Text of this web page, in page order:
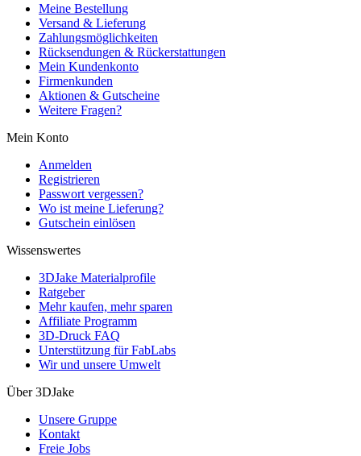
Meine Bestellung
Versand & Lieferung
Zahlungsmöglichkeiten
Rücksendungen & Rückerstattungen
Mein Kundenkonto
Firmenkunden
Aktionen & Gutscheine
Weitere Fragen?
Mein Konto
Anmelden
Registrieren
Passwort vergessen?
Wo ist meine Lieferung?
Gutschein einlösen
Wissenswertes
3DJake Materialprofile
Ratgeber
Mehr kaufen, mehr sparen
Affiliate Programm
3D-Druck FAQ
Unterstützung für FabLabs
Wir und unsere Umwelt
Über 3DJake
Unsere Gruppe
Kontakt
Freie Jobs